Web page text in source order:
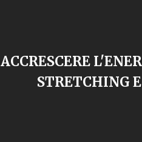
ACCRESCERE
STRETCHING